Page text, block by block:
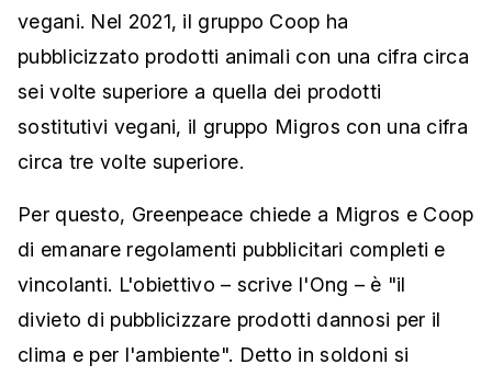
vegani. Nel 2021, il gruppo Coop ha
pubblicizzato prodotti animali con una cifra circa
sei volte superiore a quella dei prodotti
sostitutivi vegani, il gruppo Migros con una cifra
circa tre volte superiore.
Per questo, Greenpeace chiede a Migros e Coop
di emanare regolamenti pubblicitari completi e
vincolanti. L'obiettivo – scrive l'Ong – è "il
divieto di pubblicizzare prodotti dannosi per il
clima e per l'ambiente". Detto in soldoni si